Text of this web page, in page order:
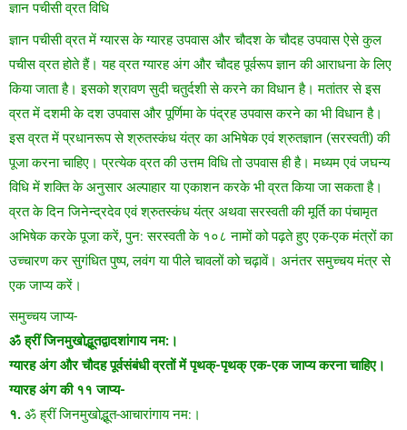
ज्ञान पचीसी व्रत विधि
ज्ञान पचीसी व्रत में ग्यारस के ग्यारह उपवास और चौदश के चौदह उपवास ऐसे कुल
पचीस व्रत होते हैं। यह व्रत ग्यारह अंग और चौदह पूर्वरूप ज्ञान की आराधना के लिए
किया जाता है। इसको श्रावण सुदी चतुर्दशी से करने का विधान है। मतांतर से इस
व्रत में दशमी के दश उपवास और पूर्णिमा के पंद्रह उपवास करने का भी विधान है।
इस व्रत में प्रधानरूप से श्रुतस्कंध यंत्र का अभिषेक एवं श्रुतज्ञान (सरस्वती) की
पूजा करना चाहिए। प्रत्येक व्रत की उत्तम विधि तो उपवास ही है। मध्यम एवं जघन्य
विधि में शक्ति के अनुसार अल्पाहार या एकाशन करके भी व्रत किया जा सकता है।
व्रत के दिन जिनेन्द्रदेव एवं श्रुतस्कंध यंत्र अथवा सरस्वती की मूर्ति का पंचामृत
अभिषेक करके पूजा करें, पुन: सरस्वती के १०८ नामों को पढ़ते हुए एक-एक मंत्रों का
उच्चारण कर सुगंधित पुष्प, लवंग या पीले चावलों को चढ़ावें। अनंतर समुच्चय मंत्र से
एक जाप्य करें।
समुच्चय जाप्य-
ॐ ह्रीं जिनमुखोद्भूतद्वादशांगाय नम:।
ग्यारह अंग और चौदह पूर्वसंबंधी व्रतों में पृथक्-पृथक् एक-एक जाप्य करना चाहिए।
ग्यारह अंग की ११ जाप्य-
१. ॐ ह्रीं जिनमुखोद्भूत-आचारांगाय नम:।